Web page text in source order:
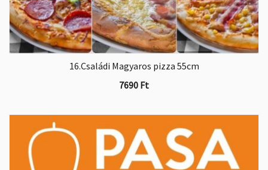
16.Családi Magyaros pizza 55cm
7690 Ft